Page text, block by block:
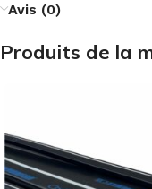
Avis (0)
Produits de la